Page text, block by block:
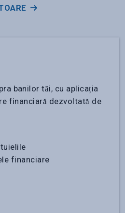
banilor tăi, cu aplicația
financiară dezvoltată de
financiare